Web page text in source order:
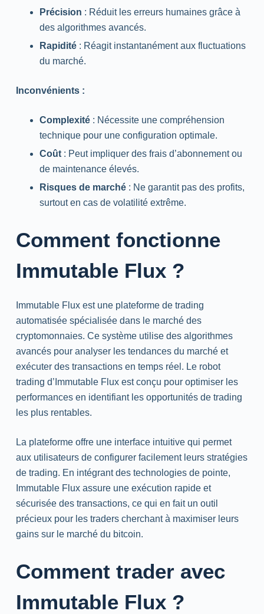
Précision : Réduit les erreurs humaines grâce à
des algorithmes avancés.
Rapidité: Réagit instantanément aux fluctuations
du marché.
Inconvénients :
Complexité: Nécessite une compréhension
technique pour une configuration optimale.
Coût: Peut impliquer des frais d’abonnement ou
de maintenance élevés.
Risques de marché: Ne garantit pas des profits,
surtout en cas de volatilité extrême.
Comment fonctionne
Immutable Flux ?
Immutable Flux est une plateforme de trading
automatisée spécialisée dans le marché des
cryptomonnaies. Ce système utilise des algorithmes
avancés pour analyser les tendances du marché et
exécuter des transactions en temps réel. Le robot
trading d’Immutable Flux est conçu pour optimiser les
performances en identifiant les opportunités de trading
les plus rentables.
La plateforme offre une interface intuitive qui permet
aux utilisateurs de configurer facilement leurs stratégies
de trading. En intégrant des technologies de pointe,
Immutable Flux assure une exécution rapide et
sécurisée des transactions, ce qui en fait un outil
précieux pour les traders cherchant à maximiser leurs
gains sur le marché du bitcoin.
Comment trader avec
Immutable Flux ?